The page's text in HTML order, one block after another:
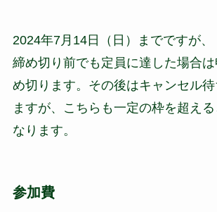
2024年7月14日（日）までですが、
締め切り前でも定員に達した場合
め切ります。その後はキャンセル
ますが、こちらも一定の枠を超え
なります。
参加費